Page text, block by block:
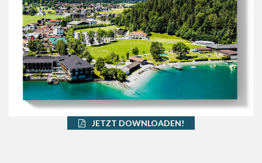
JETZT DOWNLOADEN!